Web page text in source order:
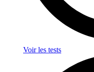
Voir les tests